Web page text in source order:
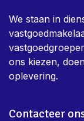
We staan in
ons kiezen,
oplevering.
Contacteer